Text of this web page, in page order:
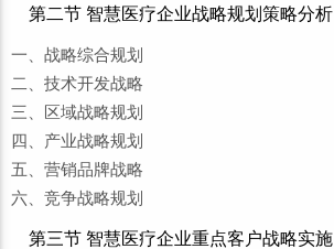
第二节 智慧医疗企业战略规划策略分析
一、战略综合规划
二、技术开发战略
三、区域战略规划
四、产业战略规划
五、营销品牌战略
六、竞争战略规划
第三节 智慧医疗企业重点客户战略实施